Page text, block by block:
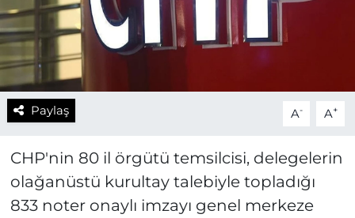
Paylaş A- A+
CHP'nin 80 il örgütü temsilcisi, delegelerin
olağanüstü kurultay talebiyle topladığı
833 noter onaylı imzayı genel merkeze